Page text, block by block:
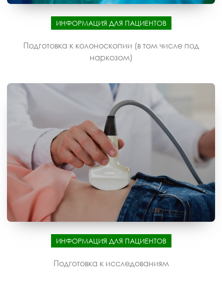
ИНФОРМАЦИЯ ДЛЯ ПАЦИЕНТОВ
Подготовка к колоноскопии (в том числе под
наркозом)
ИНФОРМАЦИЯ ДЛЯ ПАЦИЕНТОВ
Подготовка к исследованиям